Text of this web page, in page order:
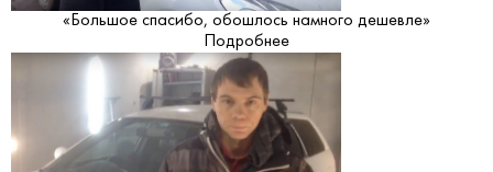
«Большое спасибо, обошлось намного дешевле»
Подробнее